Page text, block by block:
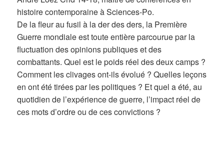
histoire contemporaine à Sciences-Po.
De la fleur au fusil à la der des ders, la Première
Guerre mondiale est toute entière parcourue par la
fluctuation des opinions publiques et des
combattants. Quel est le poids réel des deux camps ?
Comment les clivages ont-ils évolué ? Quelles leçons
en ont été tirées par les politiques ? Et quel a été, au
quotidien de l’expérience de guerre, l’impact réel de
ces mots d’ordre ou de ces convictions ?